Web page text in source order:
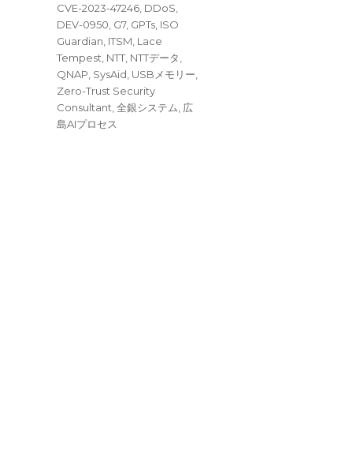
CVE-2023-47246 DDoS
DEV-0950 G7, GPTs ISO
Guardian ITSM Lace
Tempest NTT NTTデータ
QNAP SysAid USBメモリー
Zero-Trust Security
Consultant 全銀システム 広
島AIプロセス